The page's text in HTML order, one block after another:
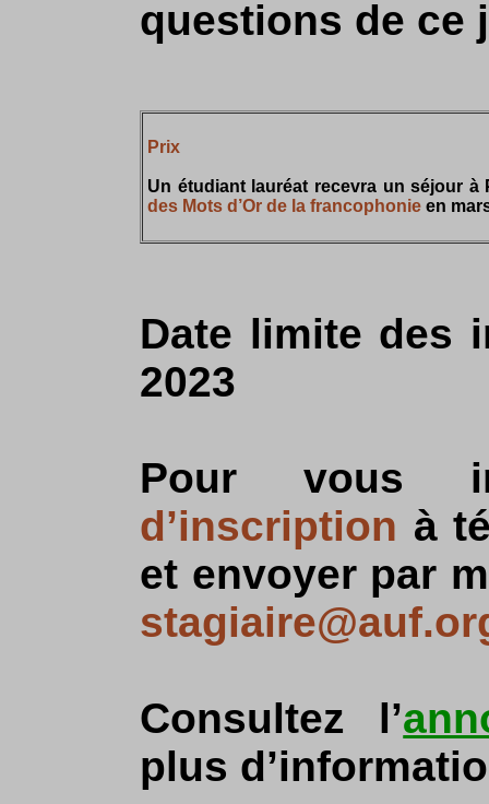
questions de ce
Prix
Un étudiant lauréat recevra un séjour
des Mots d’Or de la francophonie en
Date limite des
2023
Pour
d’inscription à
et envoyer par
Consultez l’
plus